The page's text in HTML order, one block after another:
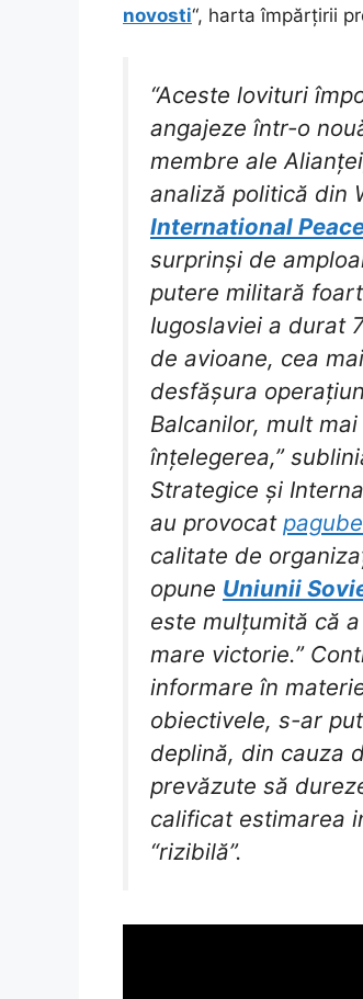
novosti“, harta împărțirii
“Aceste lovituri
angajeze într-o
membre ale
analiză politică din
International
surprinși de
putere militară
Iugoslaviei a durat
de avioane, cea
desfășura
Balcanilor, mult
înțelegerea,”
Strategice și
au provocat
calitate de
opune Uniunii
este mulțumită că
mare victorie.”
informare în
obiectivele, s-ar
deplină, din cauza
prevăzute să
calificat estimarea
“rizibilă”.